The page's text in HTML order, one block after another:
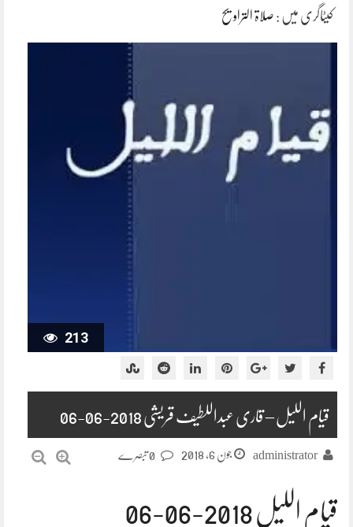
کیٹاگری میں : صلاۃ التراویح
213
قیام اللیل – قاری عبداللطیف قریشی 2018-06-06
administrator جون 6, 2018
قیام اللیل 2018-06-06